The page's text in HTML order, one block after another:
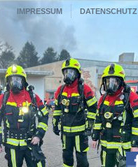
IMPRESSUM DATENSCHUTZ